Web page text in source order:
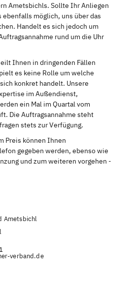
Ametsbichls. Sollte Ihr Anliegen
möglich, uns über das
Handelt es sich jedoch um
rund um die Uhr
Ihnen in dringenden Fällen
es keine Rolle um welche
konkret handelt. Unsere
im Außendienst,
ein Mal im Quartal vom
Die Auftragsannahme steht
stets zur Verfügung.
Preis können Ihnen
gegeben werden, ebenso wie
und zum weiteren vorgehen -
Ametsbichl